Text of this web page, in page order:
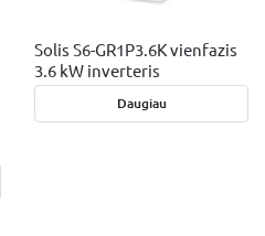
Solis S6-GR1P3.6K vienfazis
3.6 kW inverteris
Daugiau